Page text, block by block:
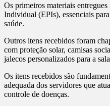
Os primeiros materiais
Individual (EPIs), essenciais
saúde.
Outros itens recebidos foram
com proteção solar, camisas
jalecos personalizados para a
Os itens recebidos são
adequada dos servidores que
controle de doenças.